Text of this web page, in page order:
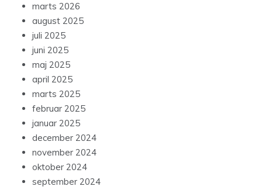
marts 2026
august 2025
juli 2025
juni 2025
maj 2025
april 2025
marts 2025
februar 2025
januar 2025
december 2024
november 2024
oktober 2024
september 2024